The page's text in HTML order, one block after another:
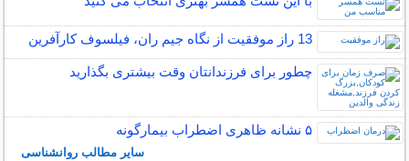
13 راز موفقیت از نگاه جیم ران، فیلسوف کارآفرین
چطور برای فرزندانتان وقت بیشتری بگذارید
۵ نشانه‌ ظاهری اضطراب بیمارگونه
سایر مطالب روانشناسی